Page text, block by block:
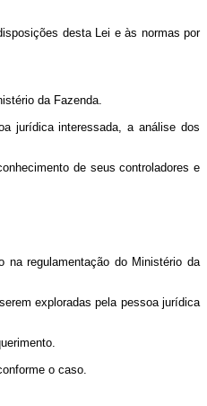
desta Lei e às normas por
da Fazenda.
jurídica interessada, a análise dos
de seus controladores e
na regulamentação do Ministério da
exploradas pela pessoa jurídica
o caso.